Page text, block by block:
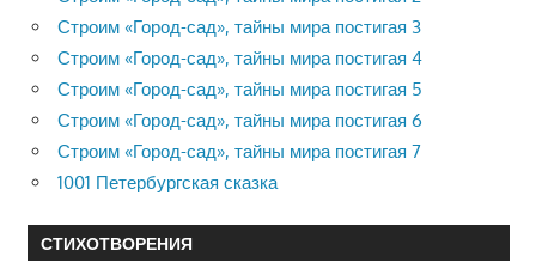
Строим «Город-сад», тайны мира постигая 3
Строим «Город-сад», тайны мира постигая 4
Строим «Город-сад», тайны мира постигая 5
Строим «Город-сад», тайны мира постигая 6
Строим «Город-сад», тайны мира постигая 7
1001 Петербургская сказка
СТИХОТВОРЕНИЯ